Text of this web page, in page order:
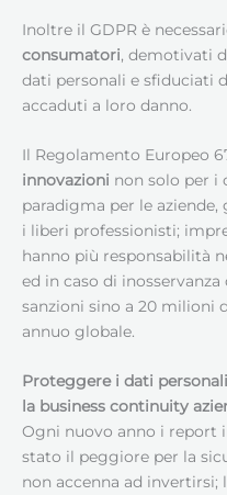
Inoltre il GDPR è
consumatori, demotivati
dati personali e sfiduciati
accaduti a loro danno.
Il Regolamento Europeo
innovazioni non solo per i
paradigma per le
i liberi professionisti;
hanno più responsabilità
ed in caso di
sanzioni sino a 20 milioni
annuo globale.
Proteggere i dati
la business continuity
Ogni nuovo anno i report
stato il peggiore per la
non accenna ad invertirsi;